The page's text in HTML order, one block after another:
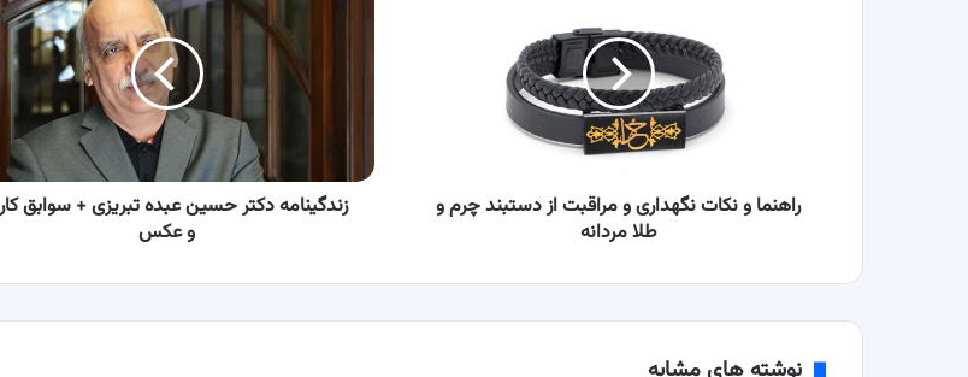
راهنما و نکات نگهداری و مراقبت از دستبند چرم و
طلا مردانه
و
عکسزندگینامه دکتر حسین عبده تبریزی + سوابق
و عکس